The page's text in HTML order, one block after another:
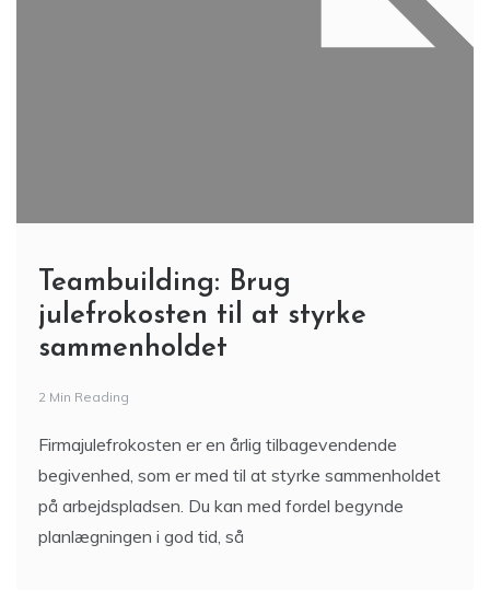
Teambuilding: Brug
julefrokosten til at styrke
sammenholdet
2 Min Reading
Firmajulefrokosten er en årlig tilbagevendende
begivenhed, som er med til at styrke sammenholdet
på arbejdspladsen. Du kan med fordel begynde
planlægningen i god tid, så